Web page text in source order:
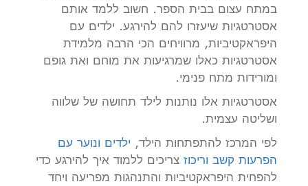
במתח עצום בבית הספר. חשוב ללמד אותם
אסטרטגיות שיעזרו להם להירגע. ילדים עם
היפראקטיביות, מרוויחים הכי הרבה מלמידת
אסטרטגיות כאלו שמרגיעות את מוחם ואת גופם
ומורידות מתח פנימי.
אסטרטגיות אלו נותנות לילד תחושה של שלווה
ושליטה עצמית.
לפי המרכז להתפתחות הילד, ילדים ונוער עם
הפרעות קשב וריכוז צריכים ללמוד איך להירגע כדי
להפחית היפראקטיביות והתנהגות מפריעה ויחד